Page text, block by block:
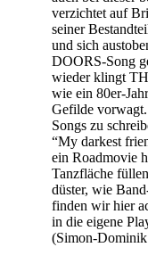
verzichtet auf
seiner
und sich
DOORS-Song
wieder klingt
wie ein 80er-
Gefilde vorwagt.
Songs zu
“My darkest
ein Roadmovie
Tanzfläche
düster, wie
finden wir hier
in die eigene
(Simon-